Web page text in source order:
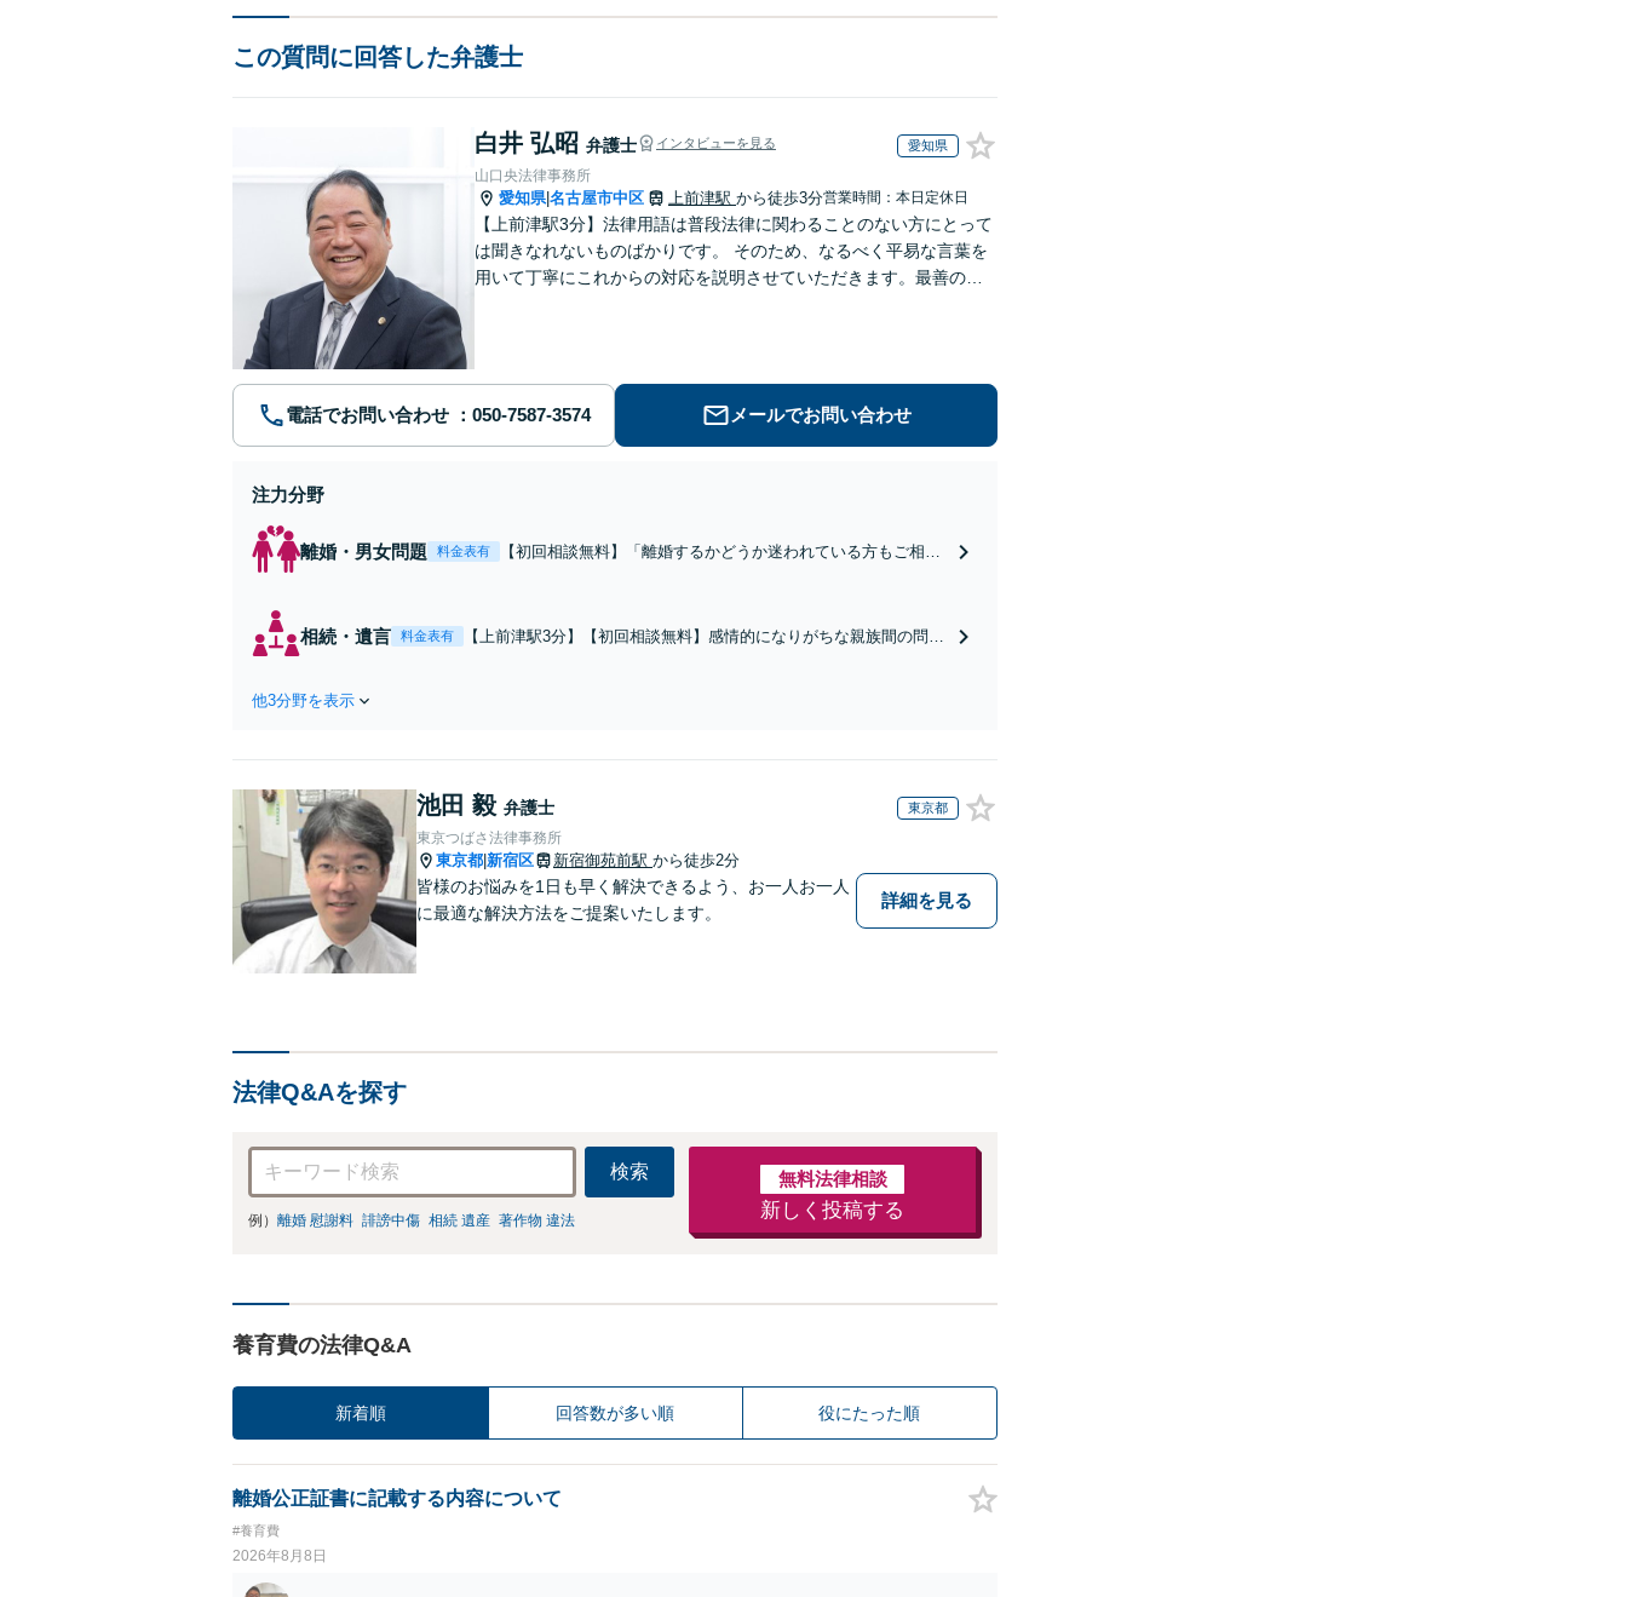
この質問に回答した弁護士
白井 弘昭 弁護士 インタビューを見る 愛知県
山口央法律事務所
愛知県|名古屋市中区 上前津駅 から徒歩3分営業時間：本日定休日
【上前津駅3分】法律用語は普段法律に関わることのない方にとって
は聞きなれないものばかりです。 そのため、なるべく平易な言葉を
用いて丁寧にこれからの対応を説明させていただきます。最善の解
電話でお問い合わせ メールでお問い合わせ
注力分野
離婚・男女問題 料金表有
【初回相談無料】「離婚するかどうか迷われている方もご相談
日・夜間相談可】
相続・遺言 料金表有
【上前津駅3分】【初回相談無料】感情的になりがちな親族間の問題
他3分野を表示
池田 毅 弁護士 東京都
東京つばさ法律事務所
東京都 新宿区 新宿御苑前駅 から徒歩2分
皆様のお悩みを1日も早く解決できるよう、お一人お一人
に最適な解決方法をご提案いたします。
詳細を見る
法律Q&Aを探す
検索
例） 離婚 慰謝料 誹謗中傷 相続 遺産 著作物 違法
無料法律相談
新しく投稿する
養育費の法律Q&A
新着順 回答数が多い順 役にたった順
離婚公正証書に記載する内容について
#養育費
2026年8月8日